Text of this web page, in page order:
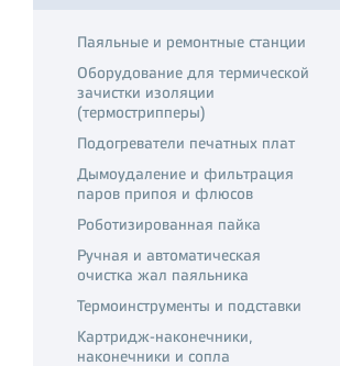
Паяльные и ремонтные станции
Оборудование для термической
зачистки изоляции
(термострипперы)
Подогреватели печатных плат
Дымоудаление и фильтрация
паров припоя и флюсов
Роботизированная пайка
Ручная и автоматическая
очистка жал паяльника
Термоинструменты и подставки
Картридж-наконечники,
наконечники и сопла